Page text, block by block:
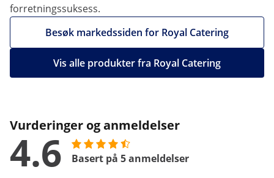
forretningssuksess.
Besøk markedssiden for Royal Catering
Vis alle produkter fra Royal Catering
Vurderinger og anmeldelser
4.6 Basert på 5 anmeldelser